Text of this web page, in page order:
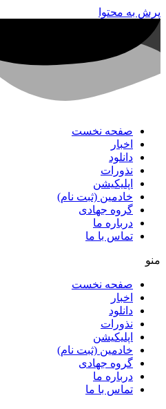
پرش به محتوا
صفحه نخست
اخبار
دانلود
نذورات
اپلیکیشن
خادمین (ثبت نام)
گروه جهادی
درباره ما
تماس با ما
منو
صفحه نخست
اخبار
دانلود
نذورات
اپلیکیشن
خادمین (ثبت نام)
گروه جهادی
درباره ما
تماس با ما